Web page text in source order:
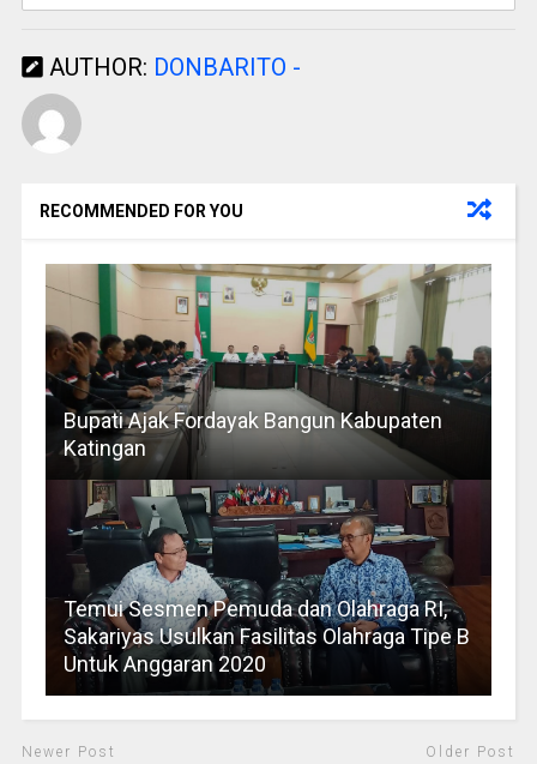
AUTHOR: DONBARITO -
RECOMMENDED FOR YOU
Bupati Ajak Fordayak Bangun Kabupaten
Katingan
Temui Sesmen Pemuda dan Olahraga RI,
Sakariyas Usulkan Fasilitas Olahraga Tipe B
Untuk Anggaran 2020
Newer Post Older Post